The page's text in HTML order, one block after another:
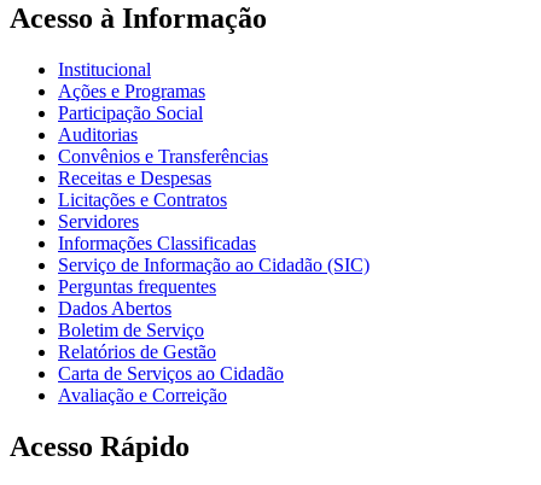
Acesso à Informação
Institucional
Ações e Programas
Participação Social
Auditorias
Convênios e Transferências
Receitas e Despesas
Licitações e Contratos
Servidores
Informações Classificadas
Serviço de Informação ao Cidadão (SIC)
Perguntas frequentes
Dados Abertos
Boletim de Serviço
Relatórios de Gestão
Carta de Serviços ao Cidadão
Avaliação e Correição
Acesso Rápido